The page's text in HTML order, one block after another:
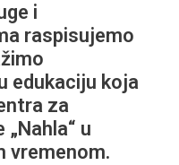
i
raspisujemo
edukaciju koja
za
u
vremenom.